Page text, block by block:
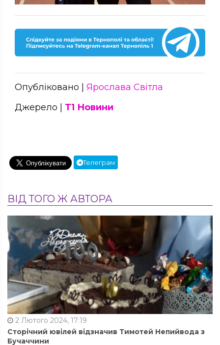
Опубліковано | Ярослава Світла
Джерело | Т1 Новини
Телеграм
ВІД ТОГО Ж АВТОРА
2 Лютого 2024, 17:19
Сторічний ювілей відзначив Тимотей Непийвода з
Бучаччини